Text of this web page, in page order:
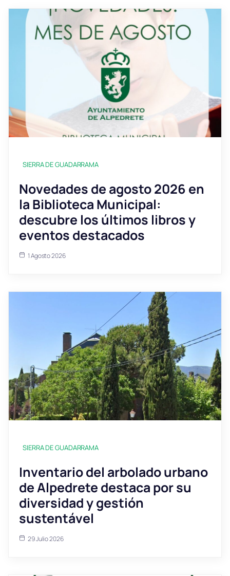
SIERRA DE GUADARRAMA
Novedades de agosto 2026 en
la Biblioteca Municipal:
descubre los últimos libros y
eventos destacados
1 Agosto 2026
SIERRA DE GUADARRAMA
Inventario del arbolado urbano
de Alpedrete destaca por su
diversidad y gestión
sustentável
29 Julio 2026